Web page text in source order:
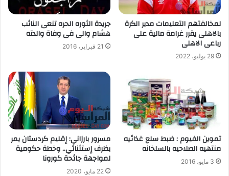
لمخالفتهم التعليمات مدير الكرة
بالاهلى يقرر غرامة مالية على
رباعى الاهلى
29 يوليو، 2022
جريدة الثوره الحره تنعى النائب
هشام والى فى وفاة والدته
21 فبراير، 2016
تموين الفيوم : ضبط سلع غذائيه
منتهيه الصلاحيه بالسلخانه
3 مايو، 2016
مسرور بارزاني: إقليم كردستان يمر
بظرف إستثنائي.. وخطة حكومية
لمواجهة جائحة كورونا
22 مايو، 2020